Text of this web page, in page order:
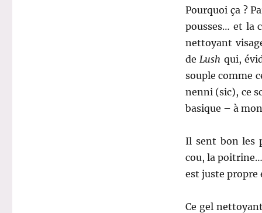
Pourquoi ça ?
pousses… et la
nettoyant
de Lush qui,
souple comme
nenni (sic), ce
basique – à
Il sent bon les
cou, la
est juste propre
Ce gel